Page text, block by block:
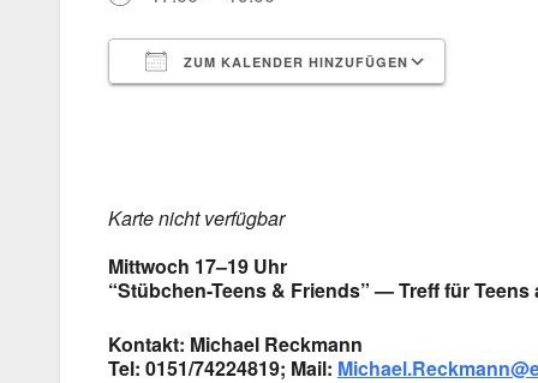
ZUM KALENDER HINZUFÜGEN
Kar­te nicht ver­füg­bar
Mitt­woch 17–19 Uhr
“Stübchen-Teens & Fri­ends” — Treff für Teens
Kon­takt: Micha­el Reck­mann
Tel: 0151/74224819; Mail: